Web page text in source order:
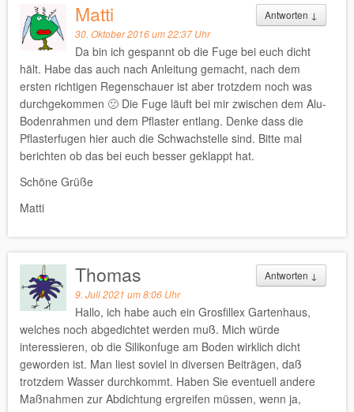
Antworten ↓
Matti
30. Oktober 2016 um 22:37 Uhr
Da bin ich gespannt ob die Fuge bei euch dicht
hält. Habe das auch nach Anleitung gemacht, nach dem
ersten richtigen Regenschauer ist aber trotzdem noch was
durchgekommen 🙁 Die Fuge läuft bei mir zwischen dem Alu-
Bodenrahmen und dem Pflaster entlang. Denke dass die
Pflasterfugen hier auch die Schwachstelle sind. Bitte mal
berichten ob das bei euch besser geklappt hat.
Schöne Grüße
Matti
Antworten ↓
Thomas
9. Juli 2021 um 8:06 Uhr
Hallo, ich habe auch ein Grosfillex Gartenhaus,
welches noch abgedichtet werden muß. Mich würde
interessieren, ob die Silikonfuge am Boden wirklich dicht
geworden ist. Man liest soviel in diversen Beiträgen, daß
trotzdem Wasser durchkommt. Haben Sie eventuell andere
Maßnahmen zur Abdichtung ergreifen müssen, wenn ja,